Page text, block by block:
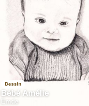
Dessin
Bébé Amélie
Emde